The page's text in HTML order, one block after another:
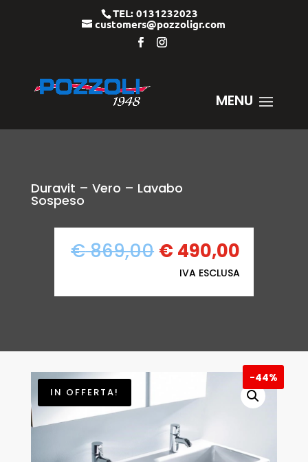
TEL: 0131232023
customers@pozzoligr.com
Duravit – Vero – Lavabo
Sospeso
€869,00 IL
PREZZO
€ 490,00
PREZZO
IVA ESCLUSA
IN OFFERTA!
-44%